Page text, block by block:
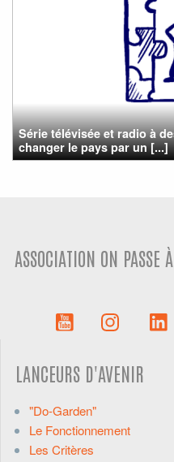
Série télévisée et radio à
changer le pays par un [...]
ASSOCIATION ON PASSE
LANCEURS D'AVENIR
"Do-Garden"
Le Fonctionnement
Les Critères